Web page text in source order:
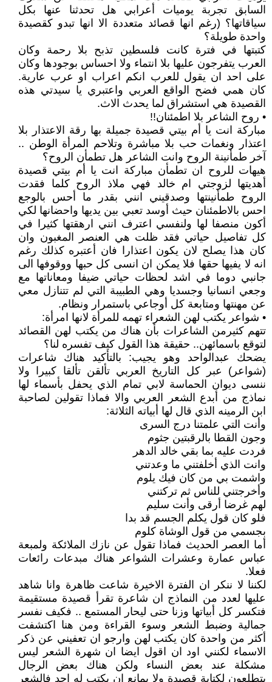
السابق تجربة يوميات أعرابي هل تحدثنا عنها بكل
سياقاتها؟ (رغم انها قصائد متعددة الا انها تبدو كقصيدة
واحدة طويلة؟
كتبتها في فترة كانت فلسطين تذبح بلا رحمة وكان
العرب يتفرجون عليها بلا انتماء ولا احساس بوجودها وكان
على احد ان يقول للعرب انكم اعراب او عرب عارية.
كان همي فضح الواقع العربي واعتبري يا سيدتي هذه
القصيدة هي استشراق لما يحدث الاث.
• روح الشاعر بلا اطمئنان!!
مباركة انت يا أم بيتي قصيدة جميلة بها رقة الاعتذار بلا
اعتذار ونغمات حب بلا مباشرة وتلاحم المرأة الوطن ..
آخر طمأنينة الروح وانت الشاعر هل تطمأن الروح؟
هيهات للروح ان تطمأن مباركة انت يا أم بيتي قصيدة
أهديتها لزوجتي ام خالد فهي ملاذ الروح كلما فقدت
الروح طمأنينتها وصدقيني انني بقدر ما أحس بالوجع
احس بالاطمئنان حيث أوسد تعبي بين يديها واحضانها لكي
أكون منصفا لها ولنفسي اعترف انني ارهقتها كثيرا في
كل تفاصيل حياتي فقد ظلت هي العنصر المغبون وان
كان هذا يصلح لان يكون اعتذارا فان أعتبره كذلك رغم
انه لا يفيها حقها فلا يمكن ان انسى كل حبها ووقوفها الى
جانبي دوما في اشد لحظات حياتي ضيفا ومعاناتها مع
وجعي انسانيا وجسديا وهي الطبيبة التي لم تتنازل معي
عن مهنتها ومتابعة كل أوجاعي باستمرار ونظام.
• شواعر يكتب لهن الشعراء تهمه للمرأة لانها امرأة:
تتهم كثيرمن الشاعرات بأن هناك من يكتب لهن القصائد
لتوقع باسمائهن.. حقيقة هذا القول كيف تفسره لنا؟
يضحك عبدالواحد وهو يجيب: بالتأكيد هناك شاعرات
(شواعر) عبر كل التاريخ العربي تألقن تألقا كبيرا ولا
ننسى ديوان الحماسة لابي تمام الذي يحفل بأسماء لها
نماذج من أبدع الشعر العربي والا فماذا تقولين لصاحبة
ابن الرمينه الذي قال لها أبياته الثلاثة:
وأنت التي علمتنا درج السرى
وجون القطا بالرقبتين جثوم
فردت عليه بما بقي خالد الدهر
وانت الذي أخلفتني ما وعدتني
واشمت بي من كان فيك يلوم
وأخرجتني للناس ثم تركتني
لهم غرضا أرقى وأنت سليم
فلو كان قول يكلم الجسم قد بدا
بجسمي من قول الوشاة كلوم
أما العصر الحديث فماذا تقول عن نازك الملائكة ولمبعة
عباس عمارة وعشرات الشواعر هناك مبدعات رائعات
فعلا.
لكننا لا ننكر ان الفترة الاخيرة شاعت ظاهرة وانا شاهد
عليها لعدد من النماذج ان شاعرة تقرأ قصيدة مستقيمة
فتكسر كل أبياتها وزنا حتى ليحار المستمع .. فكيف نفسر
جمالية وضبط الشعر وسوء القراءة ومن هنا اكتشفت
أكثر من واحدة كان يكتب لهن وارجو ان تعفيني عن ذكر
الاسماء لكنني اود ان اقول ايضا ان شهرة الشعر ليس
مشكلة عند بعض النساء ولكن هناك بعض الرجال
يتطلعون لكتابة قصيدة ولا يمانع ان يكتب له احد فالشعر